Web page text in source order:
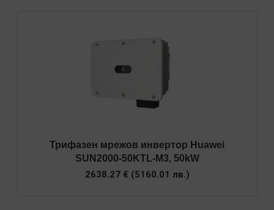
Трифазен мрежов инвертор Huawei
SUN2000-50KTL-M3, 50kW
2638.27 € (5160.01 лв.)